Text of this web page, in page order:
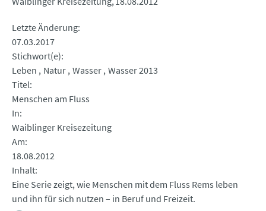
Letzte Änderung
07.03.2017
Stichwort(e)
Leben
Natur Wasser Wasser 2013
Titel
Menschen am Fluss
In
Waiblinger Kreisezeitung
Am
18.08.2012
Inhalt
Eine Serie zeigt, wie Menschen mit dem Fluss Rems leben
und ihn für sich nutzen – in Beruf und Freizeit.